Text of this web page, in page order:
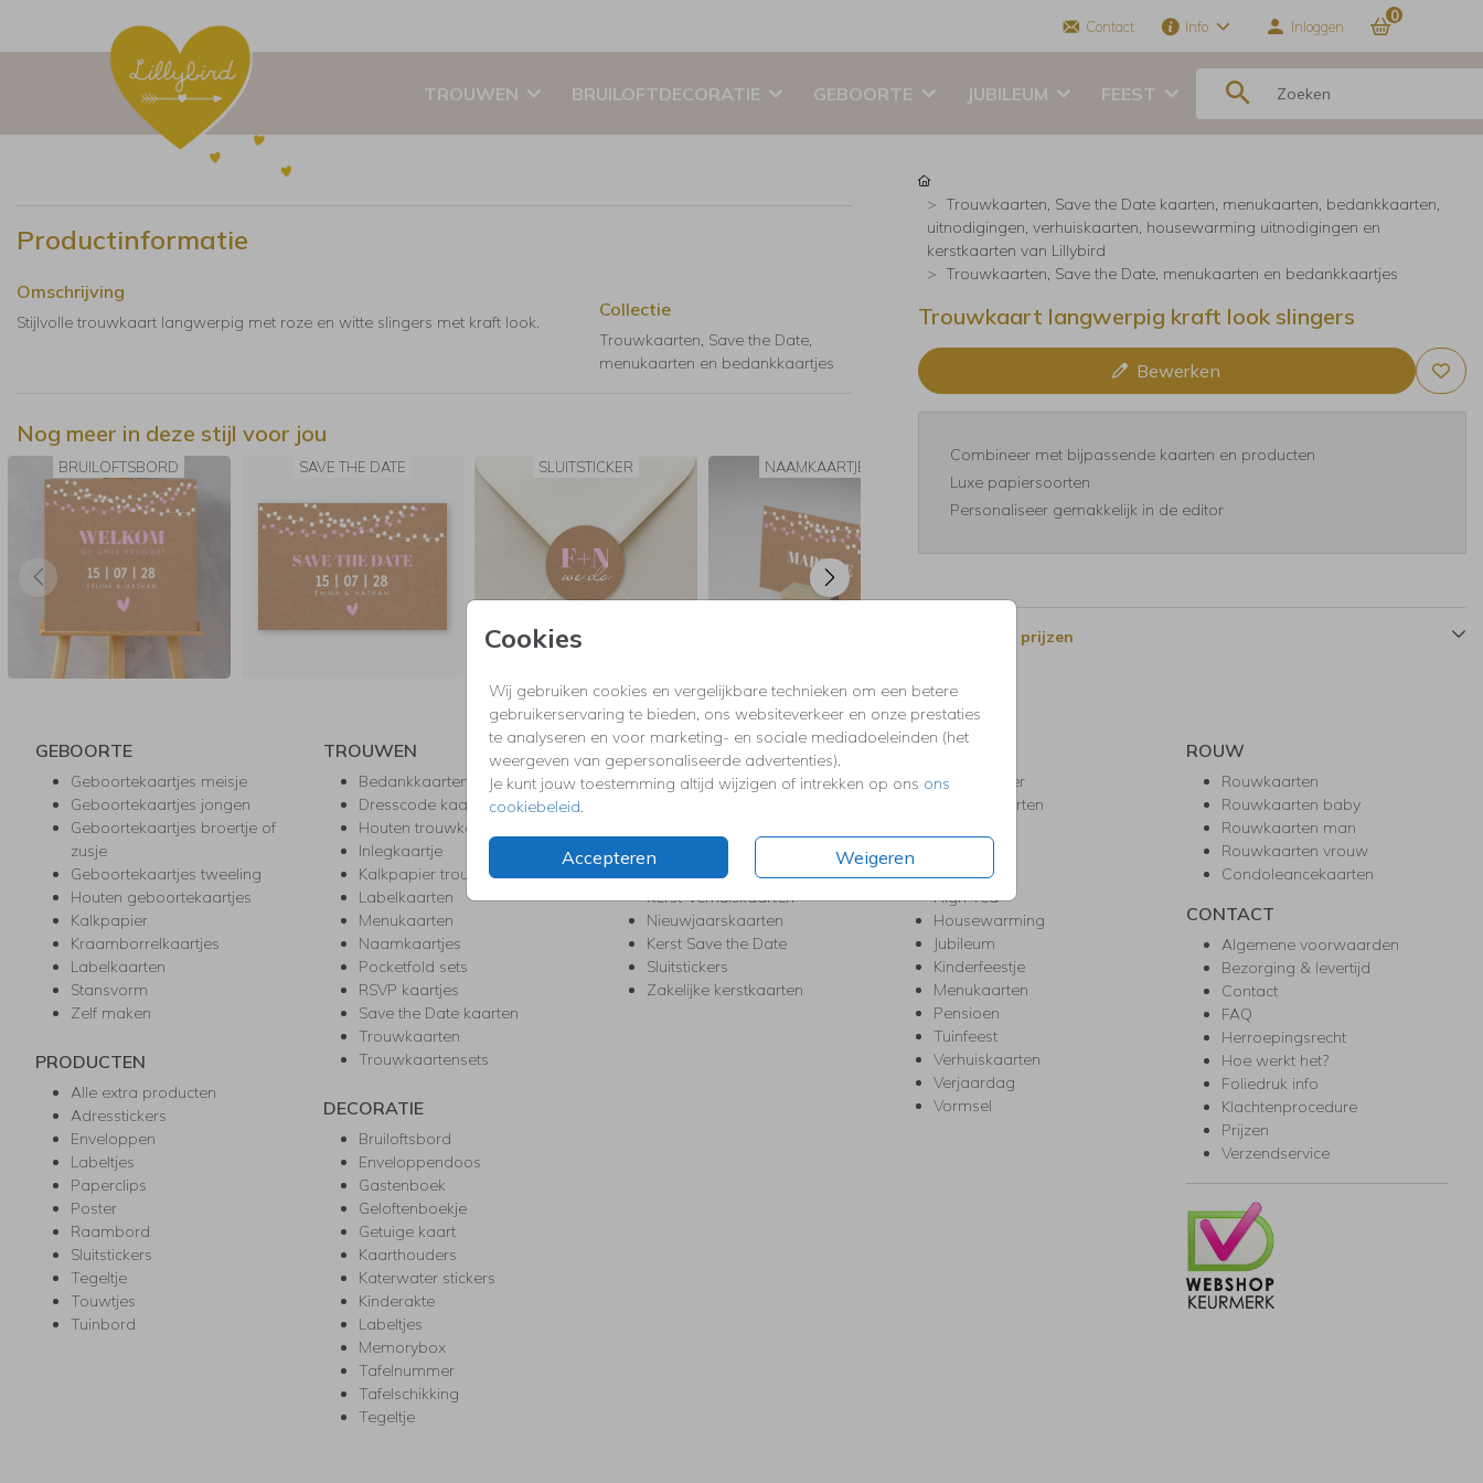
Contact Info Inloggen
0
TROUWEN BRUILOFTDECORATIE GEBOORTE JUBILEUM FEEST
Cookies
Wij gebruiken cookies en vergelijkbare technieken om een betere
gebruikerservaring te bieden, ons websiteverkeer en onze prestaties
te analyseren en voor marketing- en sociale mediadoeleinden (het
weergeven van gepersonaliseerde advertenties).
Je kunt jouw toestemming altijd wijzigen of intrekken op ons ons
cookiebeleid
Accepteren Weigeren
Productinformatie
Omschrijving
Stijlvolle trouwkaart langwerpig met roze en witte slingers met kraft look.
Collectie
Trouwkaarten, Save the Date,
menukaarten en bedankkaartjes
Nog meer in deze stijl voor jou
BRUILOFTSBORD SAVE THE DATE SLUITSTICKER NAAMKAARTJES TROUWKAART MENUKAART
Trouwkaarten, Save the Date kaarten, menukaarten, bedankkaarten,
uitnodigingen, verhuiskaarten, housewarming uitnodigingen en
kerstkaarten van Lillybird
Trouwkaarten, Save the Date, menukaarten en bedankkaartjes
Trouwkaart langwerpig kraft look slingers
Bewerken
Combineer met bijpassende kaarten en producten
Luxe papiersoorten
Personaliseer gemakkelijk in de editor
Formaten en prijzen
GEBOORTE
Geboortekaartjes meisje
Geboortekaartjes jongen
Geboortekaartjes broertje of
zusje
Geboortekaartjes tweeling
Houten geboortekaartjes
Kalkpapier
Kraamborrelkaartjes
Labelkaarten
Stansvorm
Zelf maken
PRODUCTEN
Alle extra producten
Adresstickers
Enveloppen
Labeltjes
Paperclips
Poster
Raambord
Sluitstickers
Tegeltje
Touwtjes
Tuinbord
TROUWEN
Bedankkaarten
Dresscode kaartjes
Houten trouwkaarten
Inlegkaartje
Kalkpapier trouwkaarten
Labelkaarten
Menukaarten
Naamkaartjes
Pocketfold sets
RSVP kaartjes
Save the Date kaarten
Trouwkaarten
Trouwkaartensets
DECORATIE
Bruiloftsbord
Enveloppendoos
Gastenboek
Geloftenboekje
Getuige kaart
Kaarthouders
Katerwater stickers
Kinderakte
Labeltjes
Memorybox
Tafelnummer
Tafelschikking
Tegeltje
KERST
Kerstkaarten
Kerstmenukaarten
Kerst trouwkaarten
Kerst-verhuiskaarten
Nieuwjaarskaarten
Kerst Save the Date
Sluitstickers
Zakelijke kerstkaarten
FEEST
Babyshower
Bedankkaarten
Geslaagd
High Tea
Housewarming
Jubileum
Kinderfeestje
Menukaarten
Pensioen
Tuinfeest
Verhuiskaarten
Verjaardag
Vormsel
ROUW
Rouwkaarten
Rouwkaarten baby
Rouwkaarten man
Rouwkaarten vrouw
Condoleancekaarten
CONTACT
Algemene voorwaarden
Bezorging & levertijd
Contact
FAQ
Herroepingsrecht
Hoe werkt het?
Foliedruk info
Klachtenprocedure
Prijzen
Verzendservice